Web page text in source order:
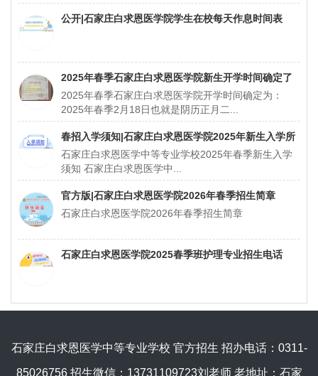
公开|石家庄白求恩医学院学生在校每天作息时间表
2025年春季石家庄白求恩医学院新生开学时间确定了
2025年春季石家庄白求恩医学院开学时间确定为：
2025年春季2月18日也就是阴历正月二...
春招入学须知|石家庄白求恩医学院2025年新生入学所
带资料
石家庄白求恩医学中等专业学校2025年春季新生入学
须知 石家庄白求恩医学中...
官方版|石家庄白求恩医学院2026年春季招生简章
石家庄白求恩医学院2026年春季招生简章
石家庄白求恩医学院2025春季班护理专业招生电话
石家庄白求恩医学中等专业学校 官方招生 招办电话：0311-
85026756 招生微信：13731109723刘老师 老地址：石家